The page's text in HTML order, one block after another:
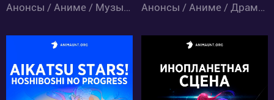
Анонсы / Аниме / Музыка / Фэнтези Анонсы / Аниме / Драма / Музыка / Романтика